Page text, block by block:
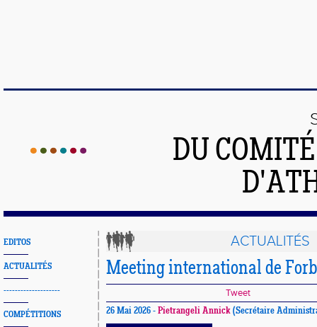
DU
EDITOS
ACTUALITÉS
--------------------
COMPÉTITIONS
ACTUALITÉS
Meeting international de
Tweet
26 Mai 2026 - Pietrangeli Annick (Secrétaire